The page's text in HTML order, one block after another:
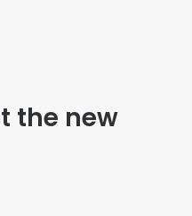
the new